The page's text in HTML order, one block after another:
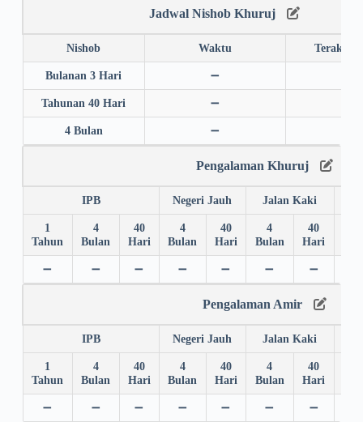
Jadwal Nishob Khuruj
Nishob Waktu Terakhir
Bulanan 3 Hari ➖
Tahunan 40 Hari ➖
4 Bulan ➖
Pengalaman Khuruj
IPB Negeri Jauh Jalan Kaki
1
Tahun
4
Bulan
40
Hari
4
Bulan
40
Hari
4
Bulan
40
Hari
➖ ➖ ➖ ➖ ➖ ➖ ➖
Pengalaman Amir
IPB Negeri Jauh Jalan Kaki
1
Tahun
4
Bulan
40
Hari
4
Bulan
40
Hari
4
Bulan
40
Hari
➖ ➖ ➖ ➖ ➖ ➖ ➖